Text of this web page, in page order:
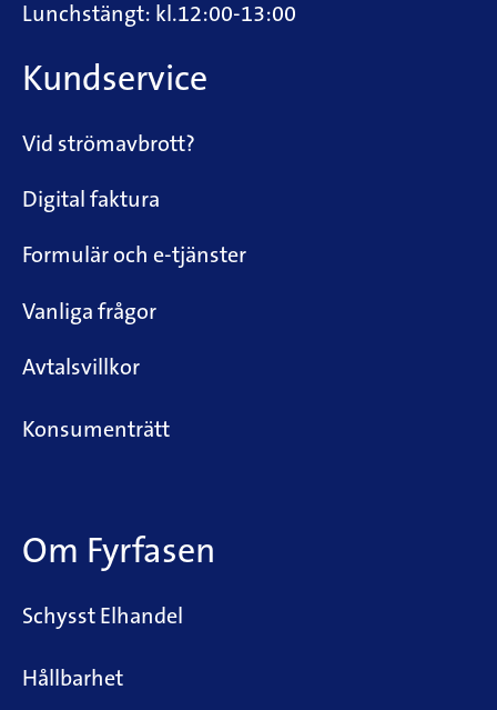
Lunchstängt: kl.12:00-13:00
Kundservice
Vid strömavbrott?
Digital faktura
Formulär och e-tjänster
Vanliga frågor
Avtalsvillkor
Konsumenträtt
Om Fyrfasen
Schysst Elhandel
Hållbarhet